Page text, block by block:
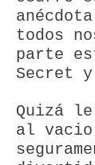
todos
parte
Secret
Quizá
al